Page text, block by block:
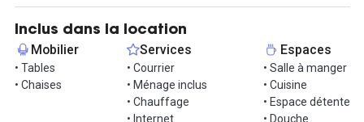
Accès très simple via les métros Poissonnière ou encore Gare de
l'Est ou Gare du Nord.
Ne manquez pas cette opportunité exceptionnelle de louer cet
espace spacieux et fonctionnel pour votre entreprise.
Contactez-nous dès maintenant pour organiser une visite et
Inclus dans la location
Mobilier
• Tables
• Chaises
Services
• Courrier
• Ménage inclus
• Chauffage
• Internet
Espaces
• Salle à manger
• Cuisine
• Espace détente
• Douche